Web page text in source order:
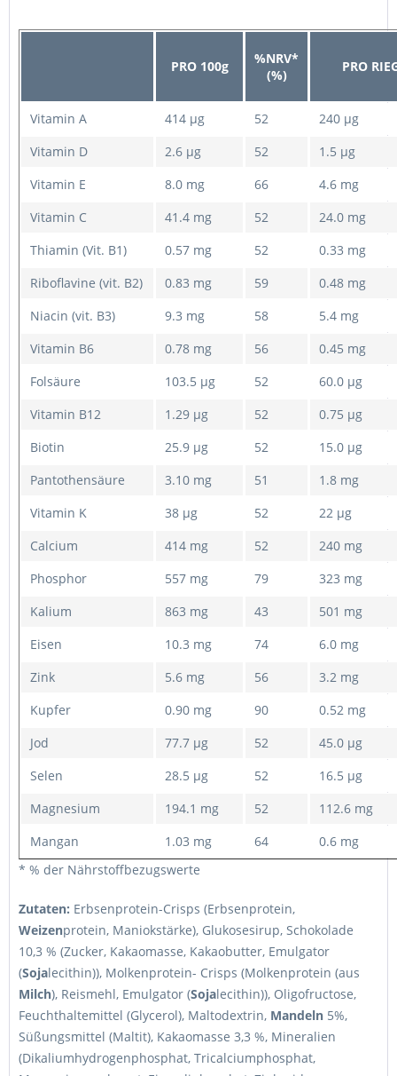
PRO 100g
%NRV*
(%)
PRO
Vitamin A 414 μg 52
240 μg
Vitamin D
2.6 μg 52
1.5 μg
Vitamin E
8.0 mg 66
4.6 mg
Vitamin C
41.4 mg 52
24.0 mg
Thiamin (Vit. B1)
0.57 mg 52
0.33 mg
Riboflavine (vit. B2)
0.83 mg 59
0.48 mg
Niacin (vit. B3)
9.3 mg 58
5.4 mg
Vitamin B6
0.78 mg 56
0.45 mg
Folsäure
103.5 μg 52
60.0 μg
Vitamin B12
1.29 μg 52
0.75 μg
Biotin
25.9 μg 52
15.0 μg
Pantothensäure
3.10 mg 51
1.8 mg
Vitamin K
38 μg 52
22 μg
Calcium
414 mg 52
240 mg
Phosphor
557 mg 79
323 mg
Kalium
863 mg 43
501 mg
Eisen
10.3 mg 74
6.0 mg
Zink
5.6 mg 56
3.2 mg
Kupfer
0.90 mg 90
0.52 mg
Jod
77.7 μg 52
45.0 μg
Selen
28.5 μg 52
16.5 μg
Magnesium
194.1 mg 52
112.6 mg
Mangan
1.03 mg 64
0.6 mg
* % der Nährstoffbezugswerte
Zutaten: Erbsenprotein-Crisps (Erbsenprotein,
Weizenprotein, Maniokstärke), Glukosesirup, Schokolade
10,3 % (Zucker, Kakaomasse, Kakaobutter, Emulgator
(Sojalecithin)), Molkenprotein- Crisps (Molkenprotein (aus
Milch), Reismehl, Emulgator (Sojalecithin)), Oligofructose,
Feuchthaltemittel (Glycerol), Maltodextrin, Mandeln 5%,
Süßungsmittel (Maltit), Kakaomasse 3,3 %, Mineralien
(Dikaliumhydrogenphosphat, Tricalciumphosphat,